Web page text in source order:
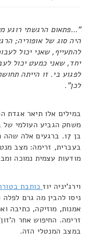
"…פתאום הרגשתי רוגע
היה סוג של אופוריה;
להתעייף, שאני יכול
יחד, שאני כמעט יכול
לפגוע בי. זו הייתה
לכן".
במילים אלו תיאר אגדת
בעברית, זרימה: מצב
מודעות עצמית נמוכה
וירג'יניה יוז כותבת
ניסו להבין מה גרם
אמנות, מוזיקה, כתיבה
זרימה. החיפוש אחר
במצב המנטלי הזה.